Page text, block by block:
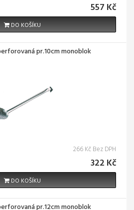
557 Kč
DO KOŠÍKU
pr.10cm monoblok
266 Kč Bez DPH
322 Kč
DO KOŠÍKU
pr.12cm monoblok